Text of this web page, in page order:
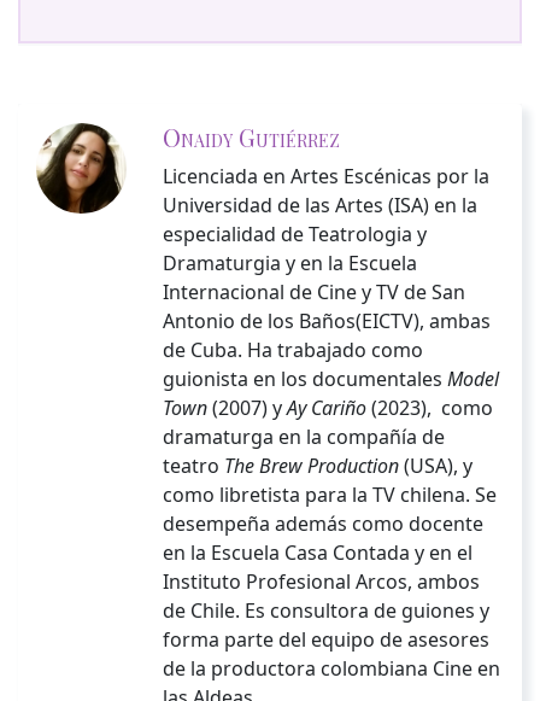
Onaidy Gutiérrez
Licenciada en Artes Escénicas por la
Universidad de las Artes (ISA) en la
especialidad de Teatrologia y
Dramaturgia y en la Escuela
Internacional de Cine y TV de San
Antonio de los Baños(EICTV), ambas
de Cuba. Ha trabajado como
guionista en los documentales Model
Town(2007) yAy Cariño(2023), como
dramaturga en la compañía de
teatro The Brew Production(USA), y
como libretista para la TV chilena. Se
desempeña además como docente
en la Escuela Casa Contada y en el
Instituto Profesional Arcos, ambos
de Chile. Es consultora de guiones y
forma parte del equipo de asesores
de la productora colombiana Cine en